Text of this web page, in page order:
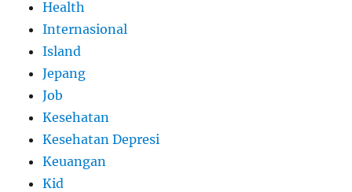
Health
Internasional
Island
Jepang
Job
Kesehatan
Kesehatan Depresi
Keuangan
Kid